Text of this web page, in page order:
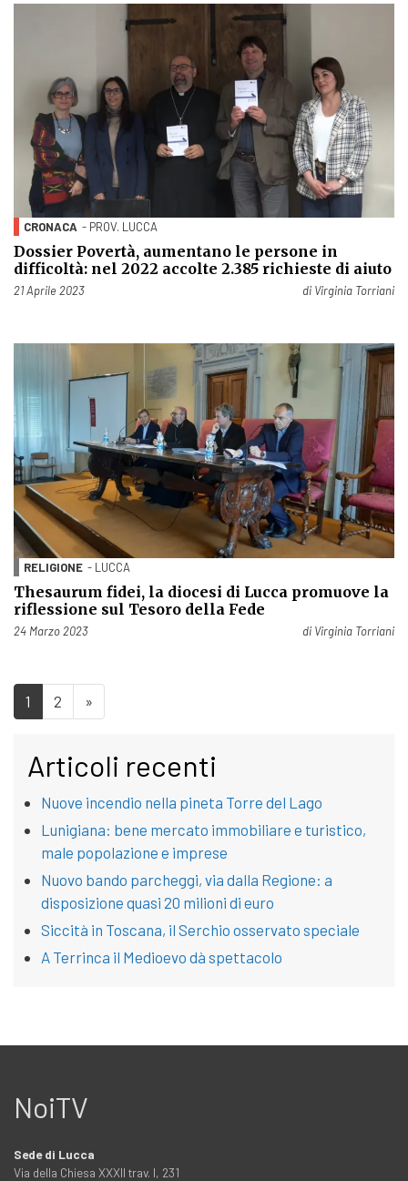
CRONACA - PROV. LUCCA
Dossier Povertà, aumentano le persone in
difficoltà: nel 2022 accolte 2.385 richieste di aiuto
Pubblicato il
21 Aprile 2023 di Virginia Torriani
RELIGIONE - LUCCA
Thesaurum fidei, la diocesi di Lucca promuove la
riflessione sul Tesoro della Fede
Pubblicato il
24 Marzo 2023 di Virginia Torriani
1 2 »
Articoli recenti
Nuove incendio nella pineta Torre del Lago
Lunigiana: bene mercato immobiliare e turistico,
male popolazione e imprese
Nuovo bando parcheggi, via dalla Regione: a
disposizione quasi 20 milioni di euro
Siccità in Toscana, il Serchio osservato speciale
A Terrinca il Medioevo dà spettacolo
NoiTV
Sede di Lucca
Via della Chiesa XXXII trav. I, 231